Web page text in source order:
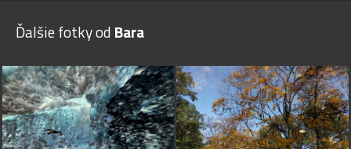
Ďalšie fotky od Bara